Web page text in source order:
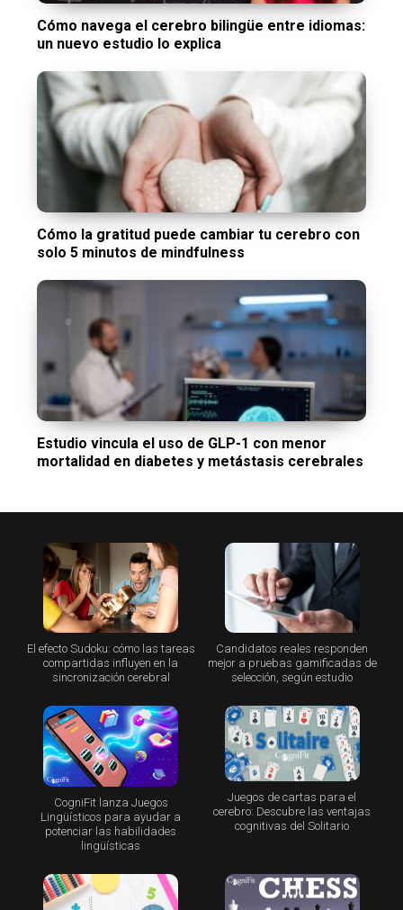
Cómo navega el cerebro bilingüe entre idiomas:
un nuevo estudio lo explica
Cómo la gratitud puede cambiar tu cerebro con
solo 5 minutos de mindfulness
Estudio vincula el uso de GLP-1 con menor
mortalidad en diabetes y metástasis cerebrales
El efecto Sudoku: cómo las tareas
compartidas influyen en la
sincronización cerebral
Candidatos reales responden
mejor a pruebas gamificadas de
selección, según estudio
CogniFit lanza Juegos
Lingüísticos para ayudar a
potenciar las habilidades
lingüísticas
Juegos de cartas para el
cerebro: Descubre las ventajas
cognitivas del Solitario